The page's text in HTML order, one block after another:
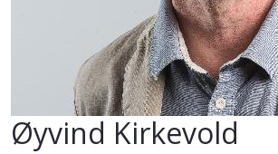
Øyvind Kirkevold